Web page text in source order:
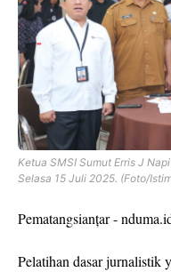
Ketua SMSI Sumut Erris J
Selasa 15 Juli 2025. (Foto/
Pematangsianțar -
Pelatihan dasar jurnalistik